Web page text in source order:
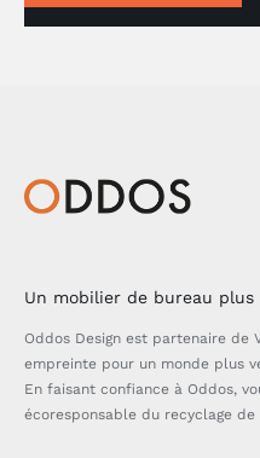
Un mobilier de bureau plus
Oddos Design est partenaire de
empreinte pour un monde plus
En faisant confiance à Oddos,
écoresponsable du recyclage de